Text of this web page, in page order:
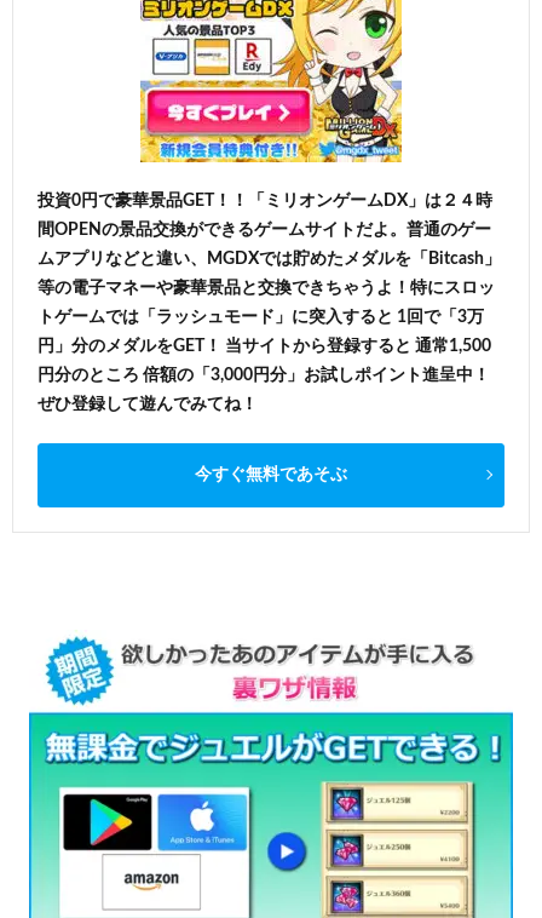
投資0円で豪華景品GET！！「ミリオンゲームDX」は２４時
間OPENの景品交換ができるゲームサイトだよ。普通のゲー
ムアプリなどと違い、MGDXでは貯めたメダルを「Bitcash」
等の電子マネーや豪華景品と交換できちゃうよ！特にスロッ
トゲームでは「ラッシュモード」に突入すると 1回で「3万
円」分のメダルをGET！ 当サイトから登録すると 通常1,500
円分のところ 倍額の「3,000円分」お試しポイント進呈中！
ぜひ登録して遊んでみてね！
今すぐ無料であそぶ